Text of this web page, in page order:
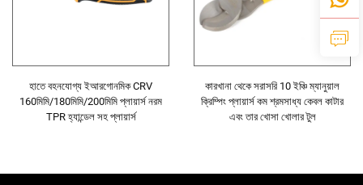
হাতে বহনযোগ্য ইআরগোনমিক CRV
160মিমি/180মিমি/200মিমি প্লায়ার্স নরম
TPR হ্যান্ডেল সহ প্লায়ার্স
কারখানা থেকে সরাসরি 10 ইঞ্চি ম্যানুয়াল
ক্রিম্পিং প্লায়ার্স কম শ্রমসাধ্য কেবল কাটার
এবং তার খোসা খোলার টুল